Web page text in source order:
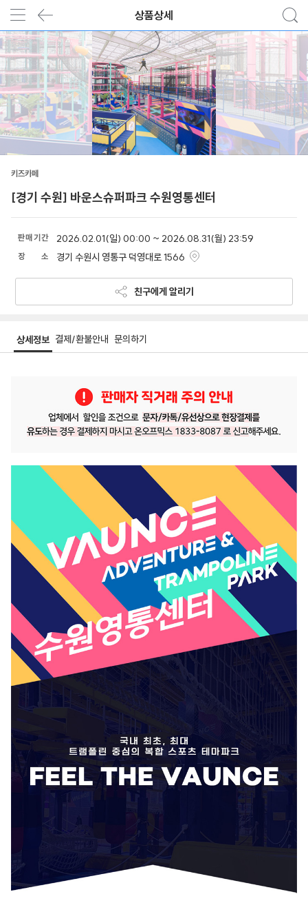
상품상세
키즈카페
[경기 수원] 바운스슈퍼파크 수원영통센터
판매 기간 2026.02.01(일) 00:00 ~ 2026.08.31(월) 23:59
장 소 경기 수원시 영통구 덕영대로 1566
친구에게 알리기
상세정보 결제/환불안내 문의하기